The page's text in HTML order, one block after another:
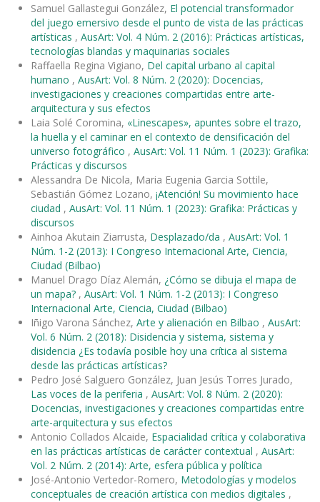
Samuel Gallastegui González, El potencial transformador
del juego emersivo desde el punto de vista de las prácticas
artísticas , AusArt: Vol. 4 Núm. 2 (2016): Prácticas artísticas,
tecnologías blandas y maquinarias sociales
Raffaella Regina Vigiano, Del capital urbano al capital
humano , AusArt: Vol. 8 Núm. 2 (2020): Docencias,
investigaciones y creaciones compartidas entre arte-
arquitectura y sus efectos
Laia Solé Coromina, «Linescapes», apuntes sobre el trazo,
la huella y el caminar en el contexto de densificación del
universo fotográfico , AusArt: Vol. 11 Núm. 1 (2023): Grafika:
Prácticas y discursos
Alessandra De Nicola, Maria Eugenia Garcia Sottile,
Sebastián Gómez Lozano, ¡Atención! Su movimiento hace
ciudad , AusArt: Vol. 11 Núm. 1 (2023): Grafika: Prácticas y
discursos
Ainhoa Akutain Ziarrusta, Desplazado/da , AusArt: Vol. 1
Núm. 1-2 (2013): I Congreso Internacional Arte, Ciencia,
Ciudad (Bilbao)
Manuel Drago Díaz Alemán, ¿Cómo se dibuja el mapa de
un mapa? , AusArt: Vol. 1 Núm. 1-2 (2013): I Congreso
Internacional Arte, Ciencia, Ciudad (Bilbao)
Iñigo Varona Sánchez, Arte y alienación en Bilbao , AusArt:
Vol. 6 Núm. 2 (2018): Disidencia y sistema, sistema y
disidencia ¿Es todavía posible hoy una crítica al sistema
desde las prácticas artísticas?
Pedro José Salguero González, Juan Jesús Torres Jurado,
Las voces de la periferia , AusArt: Vol. 8 Núm. 2 (2020):
Docencias, investigaciones y creaciones compartidas entre
arte-arquitectura y sus efectos
Antonio Collados Alcaide, Espacialidad crítica y colaborativa
en las prácticas artísticas de carácter contextual , AusArt:
Vol. 2 Núm. 2 (2014): Arte, esfera pública y política
José-Antonio Vertedor-Romero, Metodologías y modelos
conceptuales de creación artística con medios digitales ,